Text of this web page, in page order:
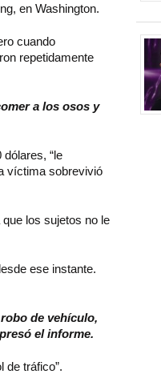
en Washington.
cuando
repetidamente
a los osos y
“le
víctima sobrevivió
los sujetos no le
ese instante.
de vehículo,
el informe.
de tráfico”.